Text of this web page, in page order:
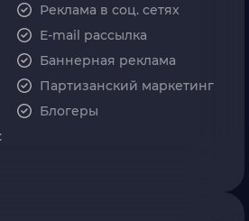
Реклама в соц. сетях
E-mail рассылка
Баннерная реклама
Партизанский маркетинг
Блогеры